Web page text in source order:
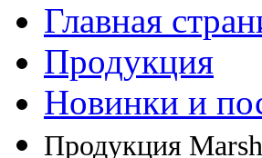
Главная
Продукция
Новинки и
Продукция